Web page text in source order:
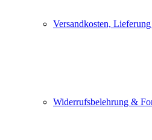
Versandkosten,
Widerrufsbelehrung &